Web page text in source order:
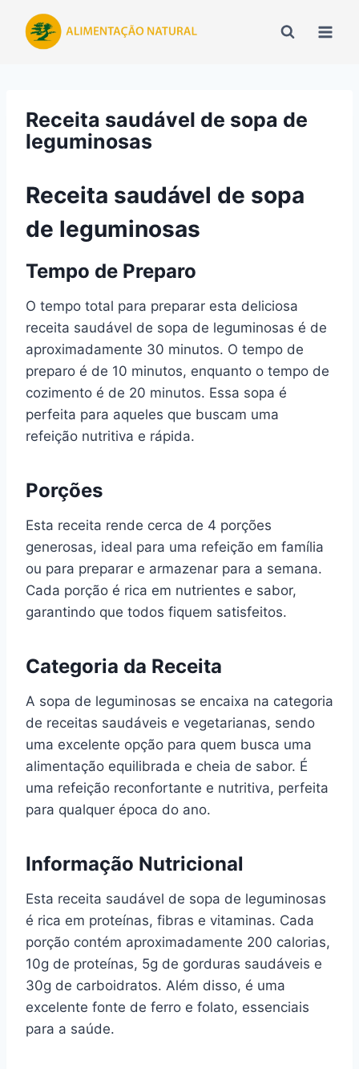
para
Receita saudável de sopa de
leguminosas
Receita saudável de sopa
de leguminosas
Tempo de Preparo
O tempo total para preparar esta deliciosa
receita saudável de sopa de leguminosas é de
aproximadamente 30 minutos. O tempo de
preparo é de 10 minutos, enquanto o tempo de
cozimento é de 20 minutos. Essa sopa é
perfeita para aqueles que buscam uma
refeição nutritiva e rápida.
Porções
Esta receita rende cerca de 4 porções
generosas, ideal para uma refeição em família
ou para preparar e armazenar para a semana.
Cada porção é rica em nutrientes e sabor,
garantindo que todos fiquem satisfeitos.
Categoria da Receita
A sopa de leguminosas se encaixa na categoria
de receitas saudáveis e vegetarianas, sendo
uma excelente opção para quem busca uma
alimentação equilibrada e cheia de sabor. É
uma refeição reconfortante e nutritiva, perfeita
para qualquer época do ano.
Informação Nutricional
Esta receita saudável de sopa de leguminosas
é rica em proteínas, fibras e vitaminas. Cada
porção contém aproximadamente 200 calorias,
10g de proteínas, 5g de gorduras saudáveis e
30g de carboidratos. Além disso, é uma
excelente fonte de ferro e folato, essenciais
para a saúde.